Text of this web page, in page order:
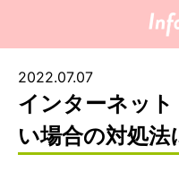
2022.07.07
インターネッ
い場合の対処法